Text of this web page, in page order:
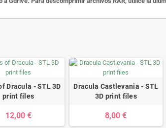
Dracula - STL 3D
print files
12,00 €
Dracula Castlevania - STL
3D print files
8,00 €